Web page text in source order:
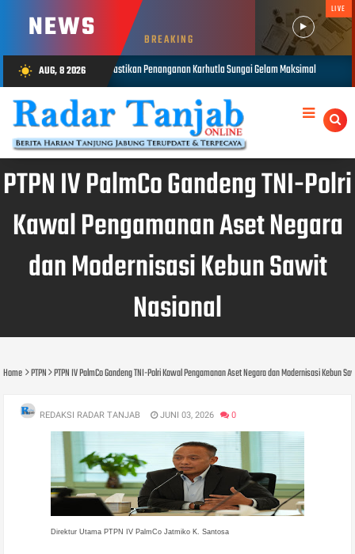
NEWS BREAKING
LIVE
wb_sunny AUG, 8 2026
Karhutla Sungai Gelam Maksimal AUG 08, 2026 1.848 Personel
PTPN IV PalmCo Gandeng TNI-Polri
Kawal Pengamanan Aset Negara
dan Modernisasi Kebun Sawit
Nasional
Home PTPN PTPN IV PalmCo Gandeng TNI-Polri Kawal Pengamanan Aset Negara dan Modernisasi Kebun
REDAKSI RADAR TANJAB JUNI 03, 2026 0
Direktur Utama PTPN IV PalmCo Jatmiko K. Santosa